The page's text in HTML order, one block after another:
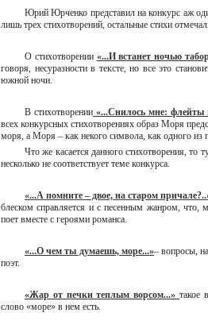
Юрий Юрченко представил на конкурс аж
лишь трех стихотворений, остальные стихи
О стихотворении «...И встанет ночью
говоря, несуразности в тексте, но все это
южной ночи.
В стихотворении «...Снилось мне: флейты
всех конкурсных стихотворениях образ Моря
моря, а Моря – как некого символа, как одного из
Что же касается данного стихотворения, то
несколько не соответствует теме конкурса.
«...А помните – двое, на старом
блеском справляется и с песенным жанром, что,
поет вместе с героями романса.
«...О чем ты думаешь, море...»– вопросы,
поэт.
«Жар от печки теплым ворсом...»такое
слово «море» в нем есть.